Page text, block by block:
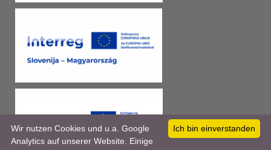
Ich bin einverstanden
Wir nutzen Cookies und u.a. Google
Analytics auf unserer Website. Einige